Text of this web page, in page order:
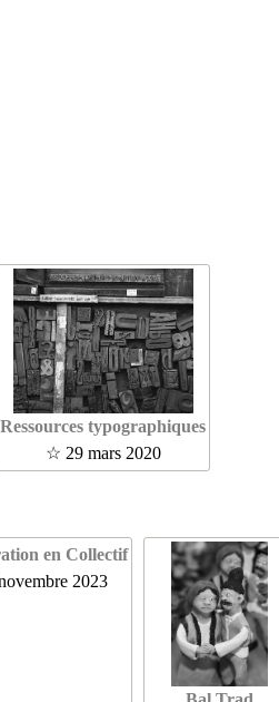
Ressources typographiques
☆ 29 mars 2020
en Collectif
2023